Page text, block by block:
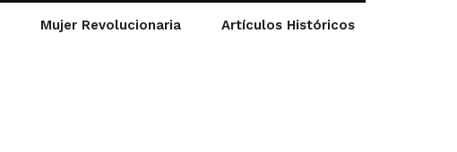
Mujer Revolucionaria Artículos Históricos